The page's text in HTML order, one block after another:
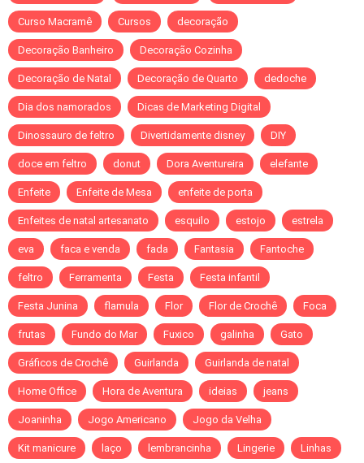
Curso Macramê Cursos decoração
Decoração Banheiro Decoração Cozinha
Decoração de Natal Decoração de Quarto dedoche
Dia dos namorados Dicas de Marketing Digital
Dinossauro de feltro Divertidamente disney DIY
doce em feltro donut Dora Aventureira elefante
Enfeite Enfeite de Mesa enfeite de porta
Enfeites de natal artesanato esquilo estojo estrela
eva faca e venda fada Fantasia Fantoche
feltro Ferramenta Festa Festa infantil
Festa Junina flamula Flor Flor de Crochê Foca
frutas Fundo do Mar Fuxico galinha Gato
Gráficos de Crochê Guirlanda Guirlanda de natal
Home Office Hora de Aventura ideias jeans
Joaninha Jogo Americano Jogo da Velha
Kit manicure laço lembrancinha Lingerie Linhas